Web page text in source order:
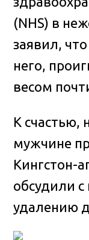
(NHS) в
заявил,
него,
весом
К счастью,
мужчине
Кингстон-
обсудили
удалению